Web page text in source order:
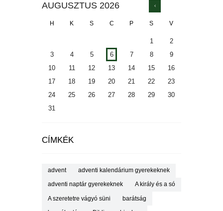
AUGUSZTUS 2026
H K S C P S V
1
2
3
4 5 6 7 8
9
10
11 12 13 14 15
16
17
18 19 20 21 22
23
24
25 26 27 28 29
30
31
CÍMKÉK
advent adventi kalendárium gyerekeknek
adventi naptár gyerekeknek A király és a só
A szeretetre vágyó süni barátság